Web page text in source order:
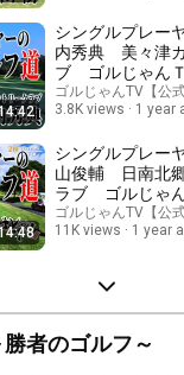
シングルプレー
内秀典 美々津
ブ ゴルじゃんＴ
プレーヤーのゴ
ゴルじゃんTV【公式
3.8K views
1 year
シングルプレー
山俊輔 日南北
ラブ ゴルじゃん
ルプレーヤーの
ゴルじゃんTV【公式
11K views
1 year
者のゴルフ～